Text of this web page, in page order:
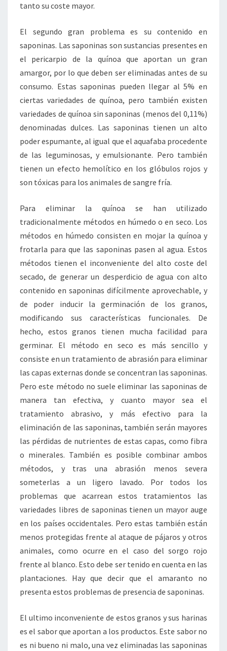
tanto su coste mayor.
El segundo gran problema es su contenido en
saponinas. Las saponinas son sustancias presentes en
el pericarpio de la quínoa que aportan un gran
amargor, por lo que deben ser eliminadas antes de su
consumo. Estas saponinas pueden llegar al 5% en
ciertas variedades de quínoa, pero también existen
variedades de quínoa sin saponinas (menos del 0,11%)
denominadas dulces. Las saponinas tienen un alto
poder espumante, al igual que el aquafaba procedente
de las leguminosas, y emulsionante. Pero también
tienen un efecto hemolítico en los glóbulos rojos y
son tóxicas para los animales de sangre fría.
Para eliminar la quínoa se han utilizado
tradicionalmente métodos en húmedo o en seco. Los
métodos en húmedo consisten en mojar la quínoa y
frotarla para que las saponinas pasen al agua. Estos
métodos tienen el inconveniente del alto coste del
secado, de generar un desperdicio de agua con alto
contenido en saponinas difícilmente aprovechable, y
de poder inducir la germinación de los granos,
modificando sus características funcionales. De
hecho, estos granos tienen mucha facilidad para
germinar. El método en seco es más sencillo y
consiste en un tratamiento de abrasión para eliminar
las capas externas donde se concentran las saponinas.
Pero este método no suele eliminar las saponinas de
manera tan efectiva, y cuanto mayor sea el
tratamiento abrasivo, y más efectivo para la
eliminación de las saponinas, también serán mayores
las pérdidas de nutrientes de estas capas, como fibra
o minerales. También es posible combinar ambos
métodos, y tras una abrasión menos severa
someterlas a un ligero lavado. Por todos los
problemas que acarrean estos tratamientos las
variedades libres de saponinas tienen un mayor auge
en los países occidentales. Pero estas también están
menos protegidas frente al ataque de pájaros y otros
animales, como ocurre en el caso del sorgo rojo
frente al blanco. Esto debe ser tenido en cuenta en las
plantaciones. Hay que decir que el amaranto no
presenta estos problemas de presencia de saponinas.
El ultimo inconveniente de estos granos y sus harinas
es el sabor que aportan a los productos. Este sabor no
es ni bueno ni malo, una vez eliminadas las saponinas